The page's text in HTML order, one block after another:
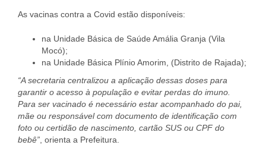
As vacinas contra a Covid estão disponíveis:
na Unidade Básica de Saúde Amália Granja (Vila
Mocó);
na Unidade Básica Plínio Amorim, (Distrito de Rajada);
“A secretaria centralizou a aplicação dessas doses para
garantir o acesso à população e evitar perdas do imuno.
Para ser vacinado é necessário estar acompanhado do pai,
mãe ou responsável com documento de identificação com
foto ou certidão de nascimento, cartão SUS ou CPF do
bebê” , orienta a Prefeitura.